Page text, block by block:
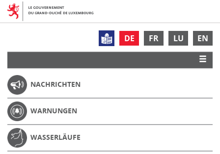
DE FR LU EN
NACHRICHTEN
WARNUNGEN
WASSERLÄUFE